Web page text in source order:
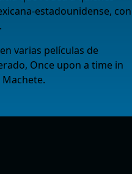
estadounidense, con
varias películas de
Once upon a time in